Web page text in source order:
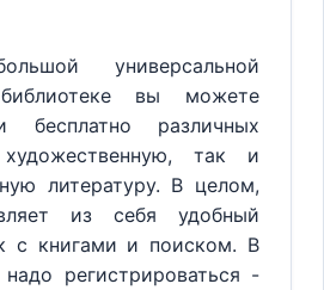
универсальной
вы можете
бесплатно различных
так и
литературу. В целом,
из себя удобный
с книгами и поиском. В
регистрироваться -